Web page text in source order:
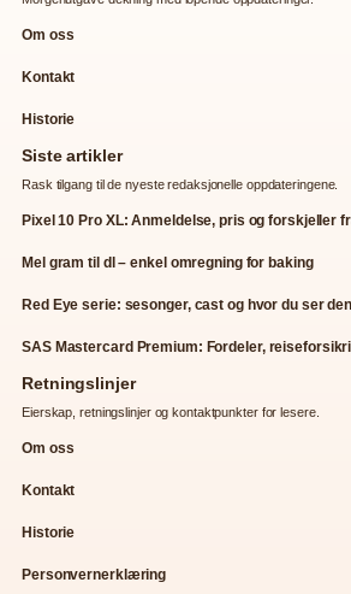
Om oss
Kontakt
Historie
Siste artikler
Rask tilgang til de nyeste redaksjonelle oppdateringene.
Pixel 10 Pro XL: Anmeldelse, pris og forskjeller
Mel gram til dl – enkel omregning for baking
Red Eye serie: sesonger, cast og hvor du ser
SAS Mastercard Premium: Fordeler,
Retningslinjer
Eierskap, retningslinjer og kontaktpunkter for lesere.
Om oss
Kontakt
Historie
Personvernerklæring